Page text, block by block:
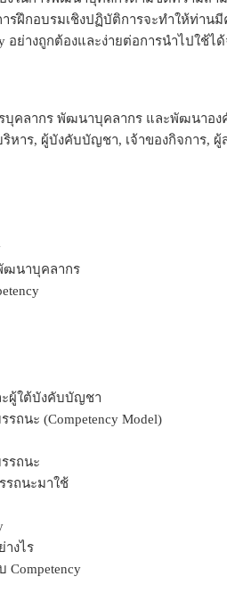
รฝึกอบรมเชิงปฏิบัติการจะทำให้ท่านมี
อย่างถูกต้องและง่ายต่อการนำไปใช้ไ
บุคลากร พัฒนาบุคลากร และพัฒนาอง
หาร, ผู้บังคับบัญชา, เจ้าของกิจการ, ผู้
ฒนาบุคลากร
ผู้ใต้บังคับบัญชา
นะ (Competency Model)
รถนะ
รถนะมาใช้
างไร
Competency